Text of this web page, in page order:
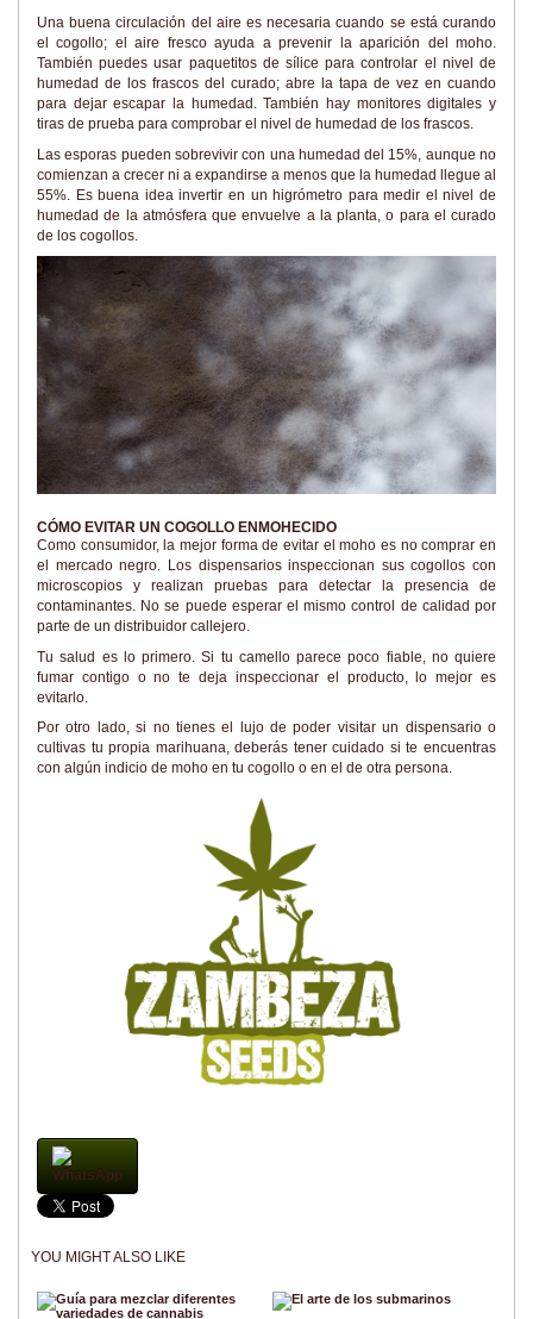
Una buena circulación del aire es necesaria cuando se está curando
el cogollo; el aire fresco ayuda a prevenir la aparición del moho.
También puedes usar paquetitos de sílice para controlar el nivel de
humedad de los frascos del curado; abre la tapa de vez en cuando
para dejar escapar la humedad. También hay monitores digitales y
tiras de prueba para comprobar el nivel de humedad de los frascos.
Las esporas pueden sobrevivir con una humedad del 15%, aunque no
comienzan a crecer ni a expandirse a menos que la humedad llegue al
55%. Es buena idea invertir en un higrómetro para medir el nivel de
humedad de la atmósfera que envuelve a la planta, o para el curado
de los cogollos.
CÓMO EVITAR UN COGOLLO ENMOHECIDO
Como consumidor, la mejor forma de evitar el moho es no comprar en
el mercado negro. Los dispensarios inspeccionan sus cogollos con
microscopios y realizan pruebas para detectar la presencia de
contaminantes. No se puede esperar el mismo control de calidad por
parte de un distribuidor callejero.
Tu salud es lo primero. Si tu camello parece poco fiable, no quiere
fumar contigo o no te deja inspeccionar el producto, lo mejor es
evitarlo.
Por otro lado, si no tienes el lujo de poder visitar un dispensario o
cultivas tu propia marihuana, deberás tener cuidado si te encuentras
con algún indicio de moho en tu cogollo o en el de otra persona.
WhatsApp
YOU MIGHT ALSO LIKE